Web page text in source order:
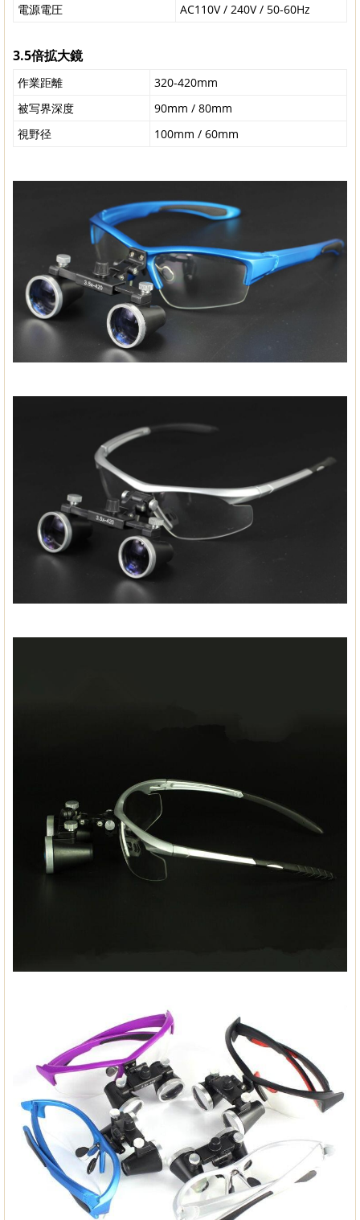
電源電圧
AC110V / 240V / 50-60Hz
3.5倍拡大鏡
作業距離
320-420mm
被写界深度
90mm / 80mm
視野径
100mm / 60mm